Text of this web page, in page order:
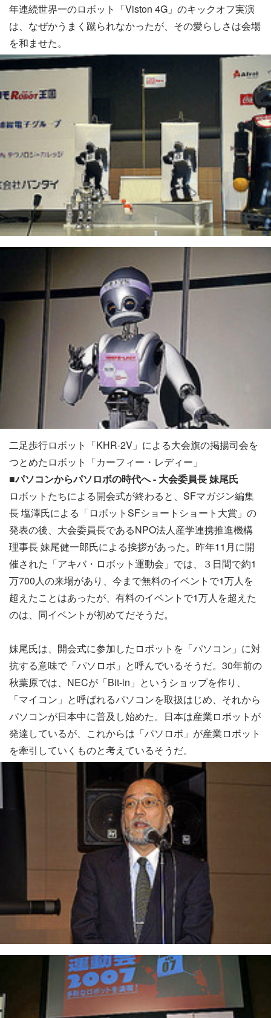
年連続世界一のロボット「Viston 4G」のキックオフ実演
は、なぜかうまく蹴られなかったが、その愛らしさは会場
を和ませた。
二足歩行ロボット「KHR-2V」による大会旗の掲揚司会を
つとめたロボット「カーフィー・レディー」
■パソコンからパソロボの時代へ - 大会委員長 妹尾氏
ロボットたちによる開会式が終わると、SFマガジン編集
長 塩澤氏による「ロボットSFショートショート大賞」の
発表の後、大会委員長であるNPO法人産学連携推進機構
理事長 妹尾健一郎氏による挨拶があった。昨年11月に開
催された「アキバ・ロボット運動会」では、３日間で約1
万700人の来場があり、今まで無料のイベントで1万人を
超えたことはあったが、有料のイベントで1万人を超えた
のは、同イベントが初めてだそうだ。
妹尾氏は、開会式に参加したロボットを「パソコン」に対
抗する意味で「パソロボ」と呼んでいるそうだ。30年前の
秋葉原では、NECが「Bit-in」というショップを作り、
「マイコン」と呼ばれるパソコンを取扱はじめ、それから
パソコンが日本中に普及し始めた。日本は産業ロボットが
発達しているが、これからは「パソロボ」が産業ロボット
を牽引していくものと考えているそうだ。